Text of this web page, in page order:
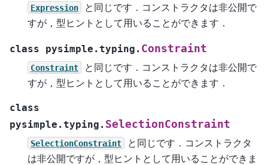
Expression
と同じです．コンストラクタは非公開で
すが，型ヒントとして用いることができます．
class pysimple.typing. Constraint
Constraint
と同じです．コンストラクタは非公開で
すが，型ヒントとして用いることができます．
class
pysimple.typing. SelectionConstraint
SelectionConstraint
と同じです．コンストラクタ
は非公開ですが，型ヒントとして用いることができま